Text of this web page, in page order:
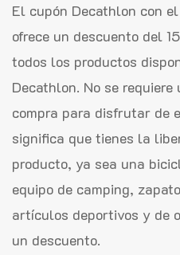
El cupón Decathlon con
ofrece un descuento del
todos los productos
Decathlon. No se requiere
compra para disfrutar de
significa que tienes la
producto, ya sea una
equipo de camping,
artículos deportivos y de
un descuento.